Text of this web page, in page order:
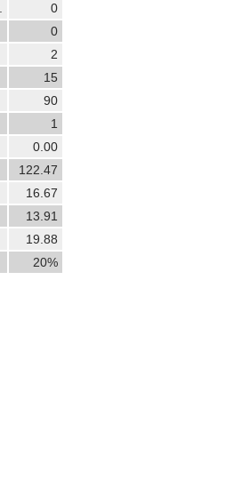
0
0
2
15
90
1
0.00
122.47
16.67
13.91
19.88
20%